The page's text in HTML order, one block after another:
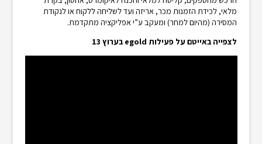
מלאי, לכידת הזמנות מכר, אריזה ועד לשליחה ללקוח או לנקודת
המסירה (מהיום למחר) ומעקב ע”י אפליקציה מתקדמת.
לצפייה באייטם על פעילות egold בערוץ 13